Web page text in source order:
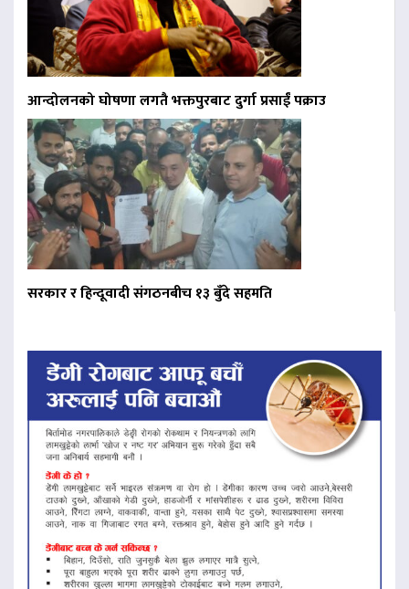
आन्दोलनको घोषणा लगतै भक्तपुरबाट दुर्गा प्रसाईं पक्राउ
सरकार र हिन्दूवादी संगठनबीच १३ बुँदे सहमति